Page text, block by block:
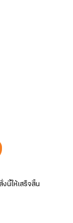
นี้ให้เสร็จสิ้น